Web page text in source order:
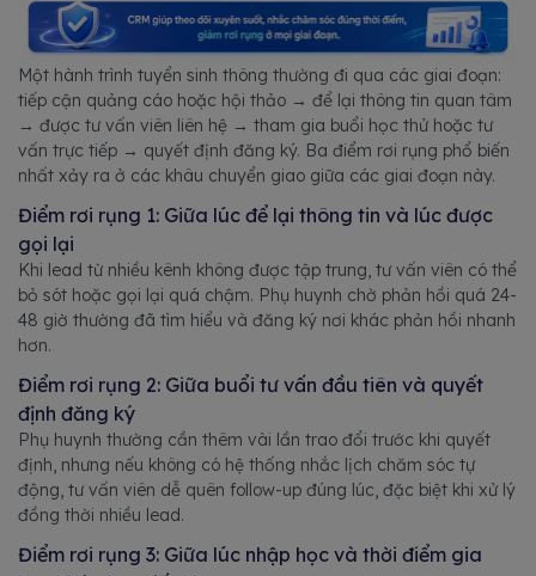
Một hành trình tuyển sinh thông thường đi qua các giai đoạn:
tiếp cận quảng cáo hoặc hội thảo → để lại thông tin quan tâm
→ được tư vấn viên liên hệ → tham gia buổi học thử hoặc tư
vấn trực tiếp → quyết định đăng ký. Ba điểm rơi rụng phổ biến
nhất xảy ra ở các khâu chuyển giao giữa các giai đoạn này.
Điểm rơi rụng 1: Giữa lúc để lại thông tin và lúc được
gọi lại
Khi lead từ nhiều kênh không được tập trung, tư vấn viên có thể
bỏ sót hoặc gọi lại quá chậm. Phụ huynh chờ phản hồi quá 24-
48 giờ thường đã tìm hiểu và đăng ký nơi khác phản hồi nhanh
hơn.
Điểm rơi rụng 2: Giữa buổi tư vấn đầu tiên và quyết
định đăng ký
Phụ huynh thường cần thêm vài lần trao đổi trước khi quyết
định, nhưng nếu không có hệ thống nhắc lịch chăm sóc tự
động, tư vấn viên dễ quên follow-up đúng lúc, đặc biệt khi xử lý
đồng thời nhiều lead.
Điểm rơi rụng 3: Giữa lúc nhập học và thời điểm gia